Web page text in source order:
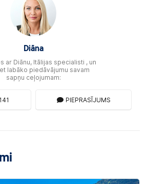
Diāna
ar Diānu, Itālijas specialisti , un
labāko piedāvājumu savam
sapņu ceļojumam:
PIEPRASĪJUMS